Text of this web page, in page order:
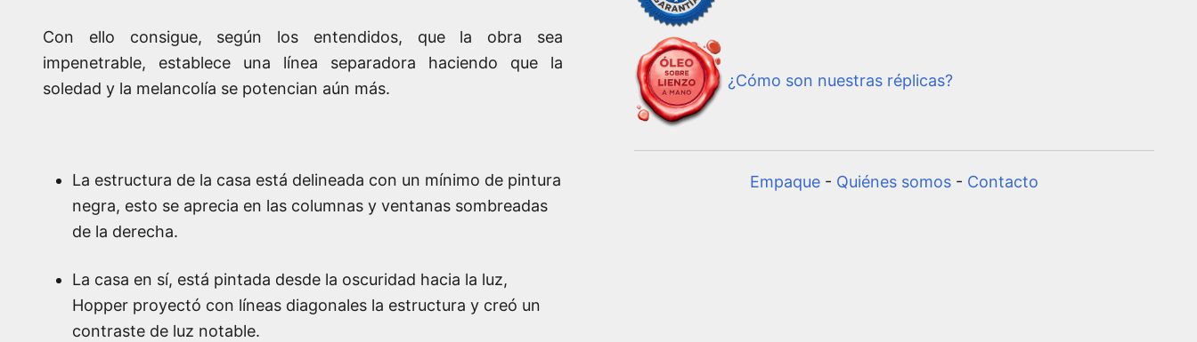
¿Cómo son nuestras réplicas?
Empaque - Quiénes somos - Contacto
Con ello consigue, según los entendidos, que la obra sea
impenetrable, establece una línea separadora haciendo que la
soledad y la melancolía se potencian aún más.
La estructura de la casa está delineada con un mínimo de pintura
negra, esto se aprecia en las columnas y ventanas sombreadas
de la derecha.
La casa en sí, está pintada desde la oscuridad hacia la luz,
Hopper proyectó con líneas diagonales la estructura y creó un
contraste de luz notable.